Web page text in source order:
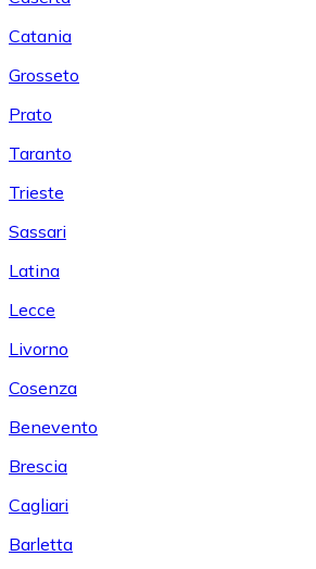
Catania
Grosseto
Prato
Taranto
Trieste
Sassari
Latina
Lecce
Livorno
Cosenza
Benevento
Brescia
Cagliari
Barletta